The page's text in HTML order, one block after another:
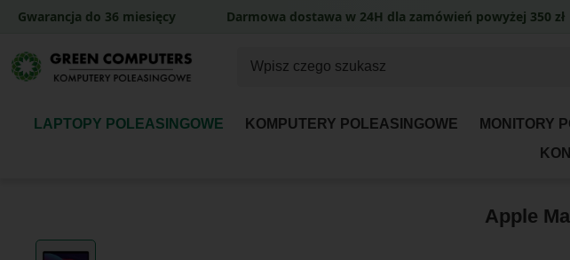
LAPTOPY POLEASINGOWE KOMPUTERY POLEASINGOWE MONITORY
Apple
Gwarancja do 36 miesięcy Darmowa dostawa w 24H dla zamówień powyżej 350 zł